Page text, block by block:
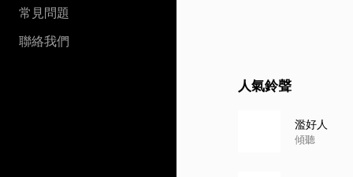
常見問題
聯絡我們
人氣鈴聲
濫好人
傾聽